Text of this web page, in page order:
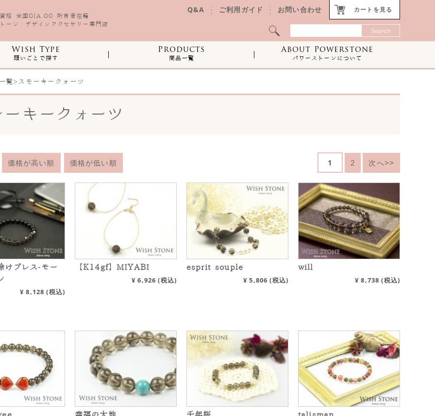
格 米国GIA.GG 所有者在籍
ーン デザインアクセサリー専門店
カートを見る
お問い合わせ
ご利用ガイド
Q&A
Wish Type
願いごとで探す
Products
商品一覧
About Powerstone
パワーストーンについて
覧>スモーキークォーツ
キークォーツ
価格が高い順 価格が低い順 1 2 次へ>>
けブレス-モー
¥8,128 (税込)
【K14gf】MIYABI
¥6,926 (税込)
esprit souple
¥5,806 (税込)
will
¥8,738 (税込)